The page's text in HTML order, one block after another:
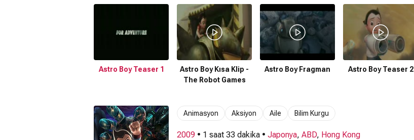
Astro Boy Teaser 1
Astro Boy Kısa Klip -
The Robot Games
Astro Boy Fragman Astro Boy Teaser 2
Animasyon Aksiyon Aile Bilim Kurgu
2009 • 1 saat 33 dakika • Japonya, ABD, Hong Kong